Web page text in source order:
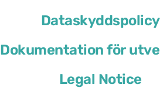
Dataskyddspolicy
Dokumentation för
Legal Notice
eller liknande